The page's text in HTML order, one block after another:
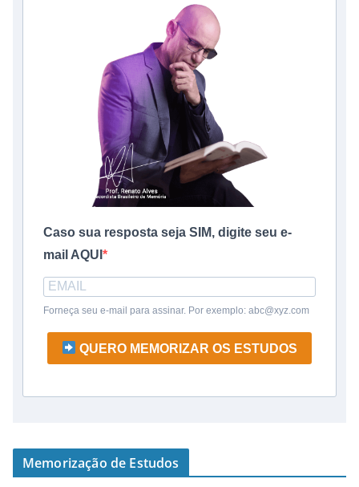
Caso sua resposta seja SIM, digite seu e-
mail AQUI
Forneça seu e-mail para assinar. Por exemplo: abc@xyz.com
QUERO MEMORIZAR OS ESTUDOS
Memorização de Estudos